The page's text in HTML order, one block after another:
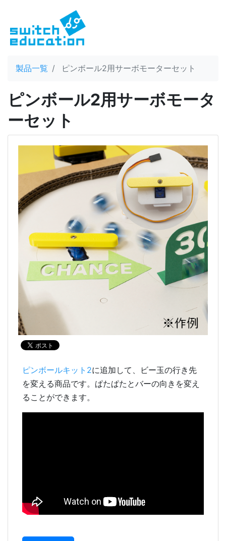
製品一覧 ピンボール2用サーボモーターセット
ピンボール2用サーボモータ
ーセット
ピンボールキット2に追加して、ビー玉の行き先
を変える商品です。ぱたぱたとバーの向きを変え
ることができます。